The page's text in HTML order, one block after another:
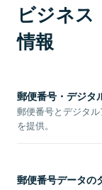
ビジネ
情報
郵便番号・デジタ
郵便番号とデジタ
を提供。
郵便番号データの